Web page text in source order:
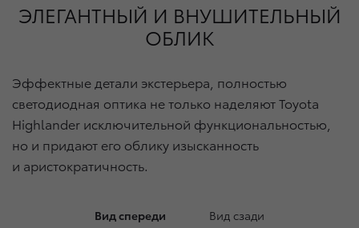
ЭЛЕГАНТНЫЙ И ВНУШИТЕЛЬНЫЙ
ОБЛИК
Эффектные детали экстерьера, полностью
светодиодная оптика не только наделяют Toyota
Highlander исключительной функциональностью,
но и придают его облику изысканность
и аристократичность.
Вид спереди Вид сзади